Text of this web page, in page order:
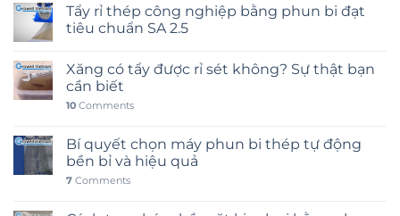
Tẩy rỉ thép công nghiệp bằng phun bi đạt
tiêu chuẩn SA 2.5
Xăng có tẩy được rỉ sét không? Sự thật bạn
cần biết
10 Comments
Bí quyết chọn máy phun bi thép tự động
bền bỉ và hiệu quả
7 Comments